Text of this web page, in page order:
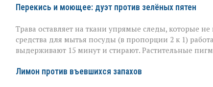
Перекись и моющее: дуэт против зелёных пятен
Трава оставляет на ткани упрямые следы, которые
средства для мытья посуды (в пропорции 2 к 1)
выдерживают 15 минут и стирают. Растительные
Лимон против въевшихся запахов